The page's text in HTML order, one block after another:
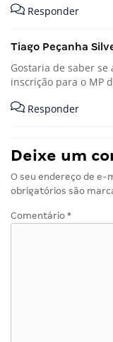
Responder
Tiago Peçanha
Gostaria de saber
inscrição para o MP
Responder
Deixe um
O seu endereço de e-
obrigatórios são
Comentário *